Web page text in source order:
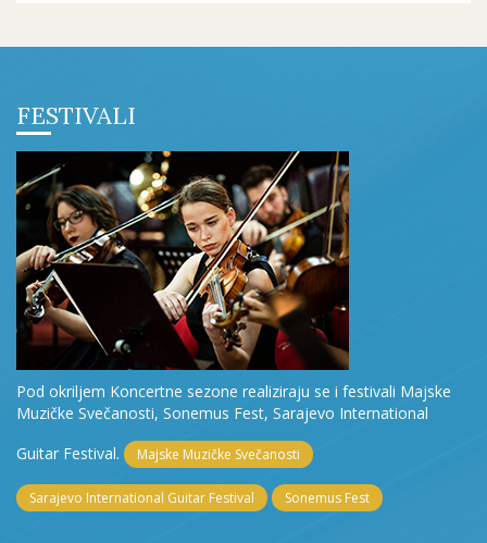
FESTIVALI
Pod okriljem Koncertne sezone realiziraju se i festivali Majske
Muzičke Svečanosti, Sonemus Fest, Sarajevo International
Guitar Festival.
Majske Muzičke Svečanosti
Sarajevo International Guitar Festival Sonemus Fest